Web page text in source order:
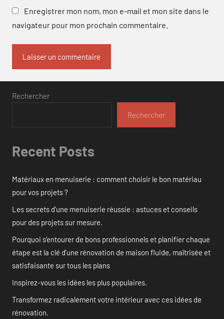
Enregistrer mon nom, mon e-mail et mon site dans le
navigateur pour mon prochain commentaire.
Rechercher
Rechercher
Recent Posts
Matériaux en menuiserie : comment choisir le bon matériau
pour vos projets ?
Les secrets d’une menuiserie réussie : astuces et conseils
pour des projets sur mesure.
Pourquoi s’entourer de bons professionnels et planifier chaque
étape est la clé d’une rénovation de maison fluide, maîtrisée et
satisfaisante sur tous les plans
Inspirez-vous les idées les plus populaires.
Transformez radicalement votre intérieur avec ces idées de
rénovation.